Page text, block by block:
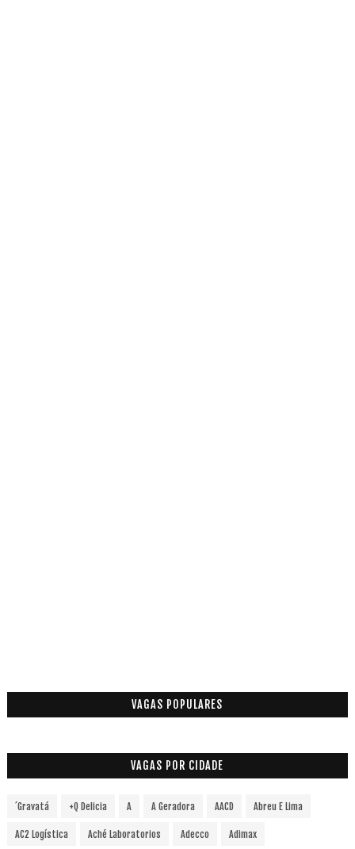
VAGAS POPULARES
VAGAS POR CIDADE
´Gravatá +Q Delicia A A Geradora AACD Abreu E Lima
AC2 Logística Aché Laboratorios Adecco Adimax